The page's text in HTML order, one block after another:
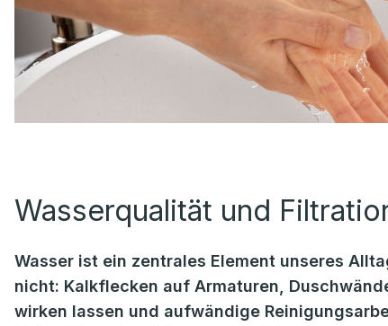
Wasserqualität und
Wasser ist ein zentrales Element unseres
nicht: Kalkflecken auf Armaturen,
wirken lassen und aufwändige